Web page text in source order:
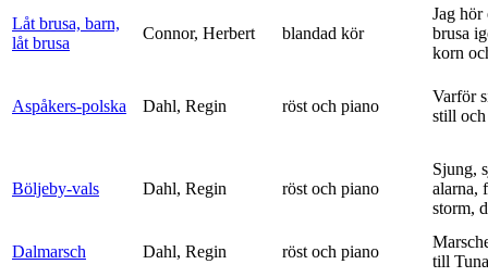
Låt brusa, barn,
låt brusa
Connor, Herbert blandad kör
Jag hör
brusa
korn
Aspåkers-polska Dahl, Regin röst och piano
Varför
still
Böljeby-vals Dahl, Regin röst och piano
Sjung,
alarna,
storm,
Dalmarsch Dahl, Regin röst och piano
till Tuna